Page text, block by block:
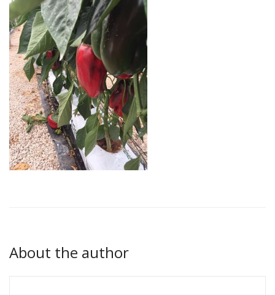
About the author